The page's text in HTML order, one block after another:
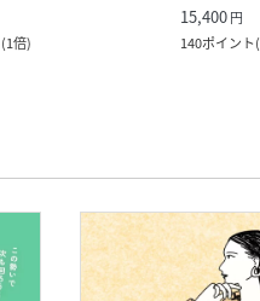
(1倍)
15,400円
140ポイント(